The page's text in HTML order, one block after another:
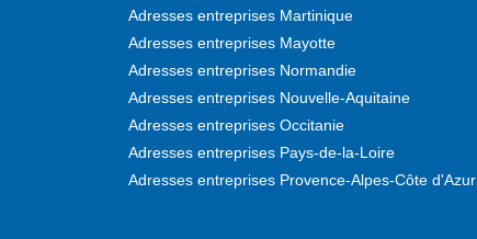
Adresses entreprises Martinique
Adresses entreprises Mayotte
Adresses entreprises Normandie
Adresses entreprises Nouvelle-Aquitaine
Adresses entreprises Occitanie
Adresses entreprises Pays-de-la-Loire
Adresses entreprises Provence-Alpes-Côte d'Azur